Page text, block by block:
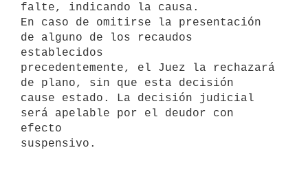
falte, indicando la causa.
En caso de omitirse la presentación
de alguno de los recaudos
establecidos
precedentemente, el Juez la rechazará
de plano, sin que esta decisión
cause estado. La decisión judicial
será apelable por el deudor con
efecto